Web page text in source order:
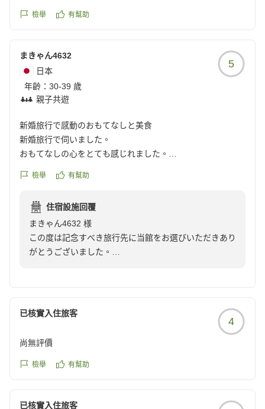
檢舉 有幫助
まきゃん4632
日本
年齡： 30-39 歲
親子共遊
5
新婚旅行で感動のおもてなしと美食
新婚旅行で伺いました。
おもてなしの心をとても感じれました。
また機会があれば行きたいです。
クチコミの詳細はこちらから
https://review.travel.rakuten.co.jp/hotel/voice/38277?
reviewId=33123477405202
檢舉 有幫助
住宿設施回覆
まきゃん4632 様
この度は記念すべき旅行先に当館をお選びいただきあり
がとうございました。
又、機会がございましたら、是非、お立ちよりください
お待ちいたしております。
ありがとうございました。
已核實入住旅客
4
尚無評價
檢舉 有幫助
已核實入住旅客